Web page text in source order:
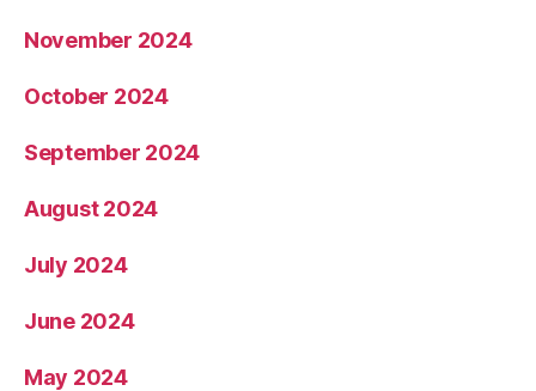
November 2024
October 2024
September 2024
August 2024
July 2024
June 2024
May 2024